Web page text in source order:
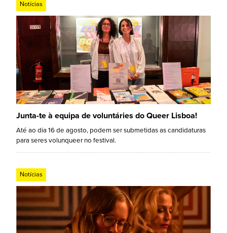
Notícias
Junta-te à equipa de voluntáries do Queer Lisboa!
Até ao dia 16 de agosto, podem ser submetidas as candidaturas
para seres volunqueer no festival.
Notícias